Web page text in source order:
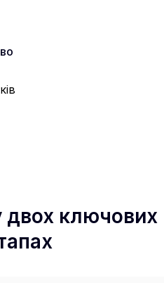
двох ключових